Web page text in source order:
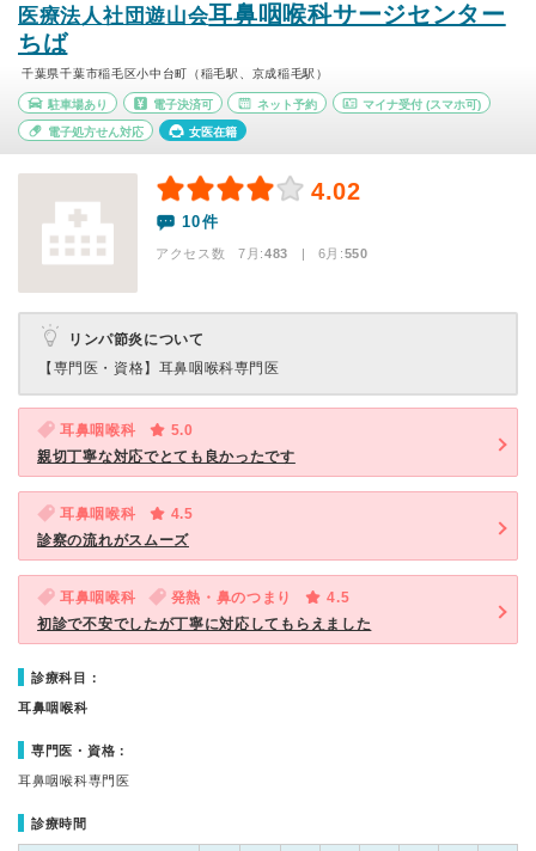
医療法人社団遊山会耳鼻咽喉科サージセンター
ちば
千葉県千葉市稲毛区小中台町（稲毛駅、京成稲毛駅）
駐車場あり 電子決済可 ネット予約 マイナ受付 (スマホ可)
電子処方せん対応 女医在籍
4.02
10件
アクセス数 7月:483 | 6月:550
リンパ節炎について
【専門医・資格】 耳鼻咽喉科専門医
耳鼻咽喉科
5.0
親切丁寧な対応でとても良かったです
耳鼻咽喉科
4.5
診察の流れがスムーズ
耳鼻咽喉科 発熱・鼻のつまり
4.5
初診で不安でしたが丁寧に対応してもらえました
診療科目：
耳鼻咽喉科
専門医・資格：
耳鼻咽喉科専門医
診療時間